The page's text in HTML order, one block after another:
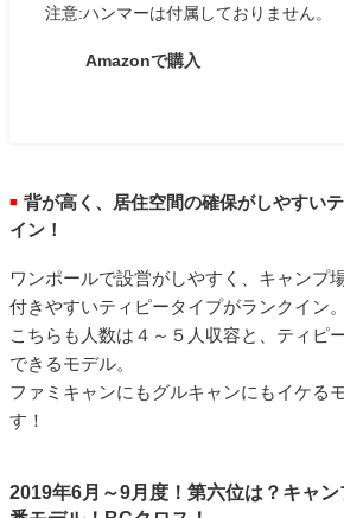
注意:ハンマーは付属しておりません。
Amazonで購入
■ 背が高く、居住空間の確保がしやすい
イン！
ワンポールで設営がしやすく、キャンプ
付きやすいティピータイプがランクイン。
こちらも人数は４～５人収容と、ティピ
できるモデル。
ファミキャンにもグルキャンにもイケる
す！
2019年6月～9月度！第六位は？キャ